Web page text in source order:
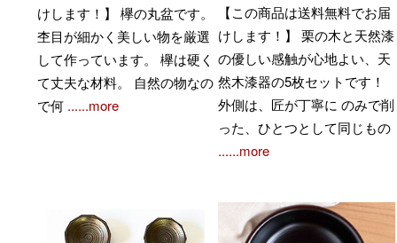
けします！】 欅の丸盆です。
杢目が細かく美しい物を厳選
して作っています。 欅は硬く
て丈夫な材料。 自然の物なの
で何 ......more
【この商品は送料無料でお届
けします！】 栗の木と天然漆
の優しい感触が心地よい、天
然木漆器の5枚セットです！
外側は、匠が丁寧に のみで削
った、ひとつとして同じもの
......more